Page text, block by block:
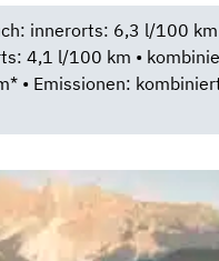
innerorts: 6,3 l/100 km
4,1 l/100 km •
• Emissionen: